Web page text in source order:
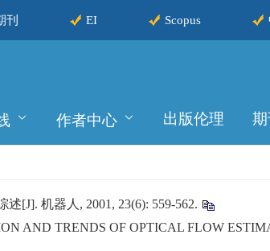
刊 EI Scopus
作者中心 出版伦理 期
[J]. 机器人, 2001, 23(6): 559-562.
AND TRENDS OF OPTICAL FLOW